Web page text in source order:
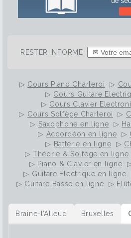
RESTER INFORME :
▷ Cours Piano Charleroi ▷
▷ Cours Guitare
▷ Cours Clavier
▷ Cours Solfège Charleroi ▷
▷ Saxophone en ligne ▷
▷ Accordéon en ligne ▷
▷ Batterie en ligne ▷
▷Théorie & Solfège en ligne
▷ Piano & Clavier en ligne
▷ Guitare Electrique en ligne
▷ Guitare Basse en ligne ▷
Braine-l’Alleud Bruxelles